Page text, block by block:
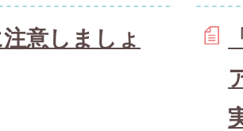
意しましょ